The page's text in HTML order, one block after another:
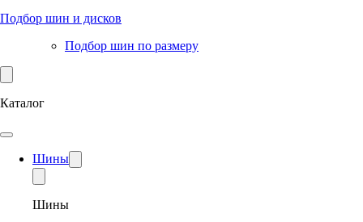
Подбор шин и дисков
Подбор шин по размеру
Каталог
Шины
Шины